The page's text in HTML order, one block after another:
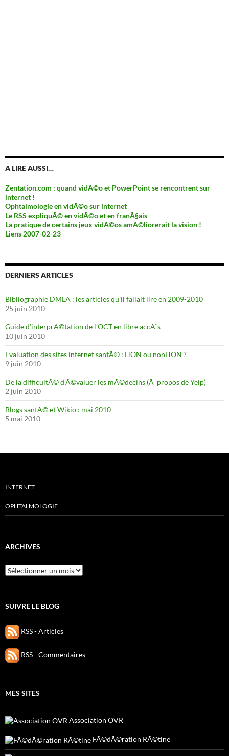
A LIRE AUSSI…
Zentation.com : quand vidÃ©o et PowerPoint se rencontrent sur
internet !
Ophtalmologie en vidÃ©o sur internet
Le RSS expliquÃ© en vidÃ©o et en franÃ§ais
La pratique de certains jeux vidÃ©os amÃ©liorerait la vision !
Liens 2007-02-23
DERNIERS ARTICLES
Bibliographie DMLA : les articles qu’il fallait lire en 2009-2010
25 juin 2010
Guide d’interprÃ©tation de l’OCT en libre accÃ¨s
10 juin 2010
Evaluation des sites internet santÃ© : HON ou nonHON ?
9 juin 2010
De la difficultÃ© d’Ã©valuer les mÃ©decins (Ã propos de Yelp)
2 juin 2010
Blogs santÃ© et Wikio : mai 2010
5 mai 2010
INTERNET
OPHTALMOLOGIE
ARCHIVES
Archives
SUIVRE LE BLOG
RSS - Articles
RSS - Commentaires
MES SITES
Association OVR
FÃ©dÃ©ration RÃ©tine